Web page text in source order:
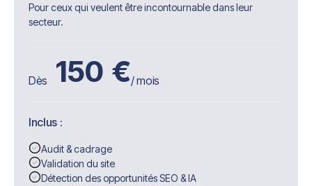
Pour ceux qui veulent être incontournable dans leur
secteur.
Dès 150 €/ mois
Inclus :
Audit & cadrage
Validation du site
Détection des opportunités SEO & IA